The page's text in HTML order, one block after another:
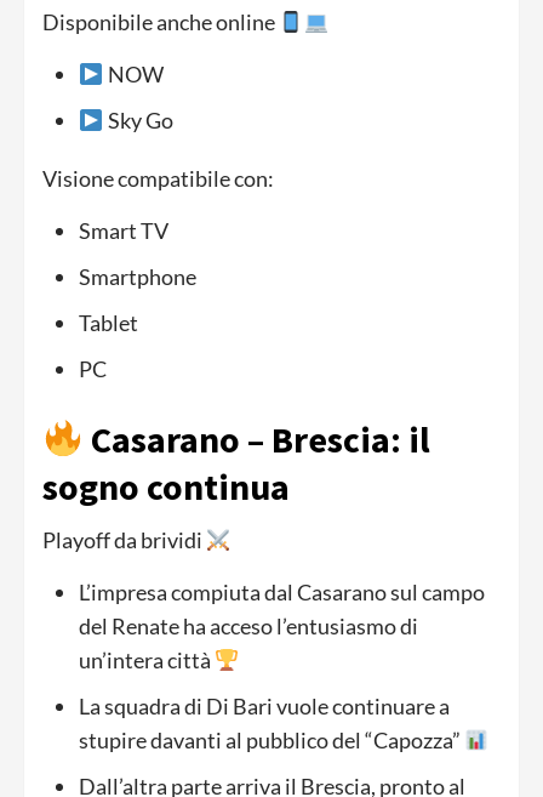
Disponibile anche online
NOW
Sky Go
Visione compatibile con:
Smart TV
Smartphone
Tablet
PC
Casarano – Brescia: il
sogno continua
Playoff da brividi
L’impresa compiuta dal Casarano sul campo
del Renate ha acceso l’entusiasmo di
un’intera città
La squadra di Di Bari vuole continuare a
stupire davanti al pubblico del “Capozza”
Dall’altra parte arriva il Brescia, pronto al